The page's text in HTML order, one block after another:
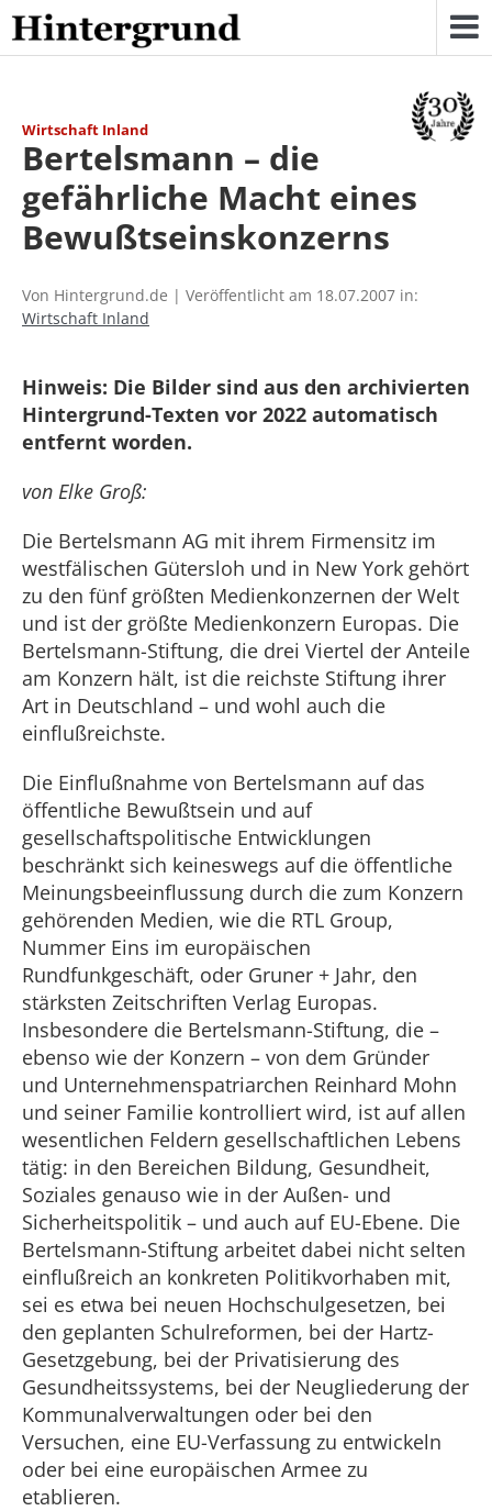
Skip
to
content
Wirtschaft Inland
Bertelsmann – die
gefährliche Macht eines
Bewußtseinskonzerns
Von Hintergrund.de | Veröffentlicht am 18.07.2007 in:
Wirtschaft Inland
Hinweis: Die Bilder sind aus den archivierten
Hintergrund-Texten vor 2022 automatisch
entfernt worden.
von Elke Groß:
Die Bertelsmann AG mit ihrem Firmensitz im
westfälischen Gütersloh und in New York gehört
zu den fünf größten Medienkonzernen der Welt
und ist der größte Medienkonzern Europas. Die
Bertelsmann-Stiftung, die drei Viertel der Anteile
am Konzern hält, ist die reichste Stiftung ihrer
Art in Deutschland – und wohl auch die
einflußreichste.
Die Einflußnahme von Bertelsmann auf das
öffentliche Bewußtsein und auf
gesellschaftspolitische Entwicklungen
beschränkt sich keineswegs auf die öffentliche
Meinungsbeeinflussung durch die zum Konzern
gehörenden Medien, wie die RTL Group,
Nummer Eins im europäischen
Rundfunkgeschäft, oder Gruner + Jahr, den
stärksten Zeitschriften Verlag Europas.
Insbesondere die Bertelsmann-Stiftung, die –
ebenso wie der Konzern – von dem Gründer
und Unternehmenspatriarchen Reinhard Mohn
und seiner Familie kontrolliert wird, ist auf allen
wesentlichen Feldern gesellschaftlichen Lebens
tätig: in den Bereichen Bildung, Gesundheit,
Soziales genauso wie in der Außen- und
Sicherheitspolitik – und auch auf EU-Ebene. Die
Bertelsmann-Stiftung arbeitet dabei nicht selten
einflußreich an konkreten Politikvorhaben mit,
sei es etwa bei neuen Hochschulgesetzen, bei
den geplanten Schulreformen, bei der Hartz-
Gesetzgebung, bei der Privatisierung des
Gesundheitssystems, bei der Neugliederung der
Kommunalverwaltungen oder bei den
Versuchen, eine EU-Verfassung zu entwickeln
oder bei eine europäischen Armee zu
etablieren.